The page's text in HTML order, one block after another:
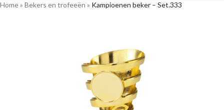
Home» Bekers en trofeeën » Kampioenen beker – Set.333